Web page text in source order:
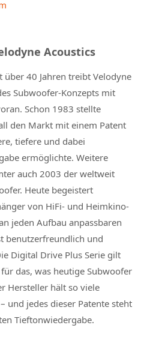
Acoustics
über 40 Jahren treibt Velodyne
Subwoofer-Konzepts mit
Schon 1983 stellte
den Markt mit einem Patent
tiefere und dabei
ermöglichte. Weitere
auch 2003 der weltweit
Heute begeistert
von HiFi- und Heimkino-
jeden Aufbau anpassbaren
benutzerfreundlich und
Digital Drive Plus Serie gilt
das, was heutige Subwoofer
Hersteller hält so viele
und jedes dieser Patente steht
Tieftonwiedergabe.